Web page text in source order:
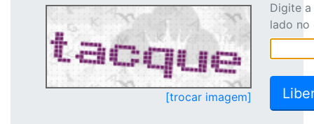
[trocar imagem]
Digite
lado no